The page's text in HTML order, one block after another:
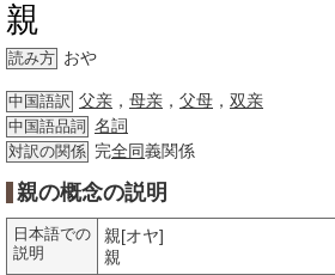
親
読み方 おや
中国語訳 父亲 ， 母亲 ， 父母 ， 双亲
中国語品詞 名詞
対訳の関係 完全同義関係
親の概念の説明
日本語での
説明
親[オヤ]
親